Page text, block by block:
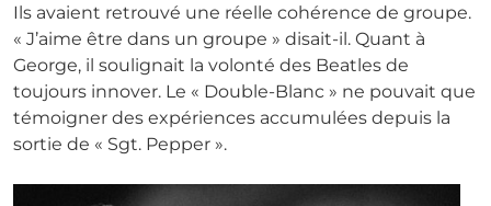
Ils avaient retrouvé une réelle cohérence de groupe.
« J’aime être dans un groupe » disait-il. Quant à
George, il soulignait la volonté des Beatles de
toujours innover. Le « Double-Blanc » ne pouvait que
témoigner des expériences accumulées depuis la
sortie de « Sgt. Pepper ».